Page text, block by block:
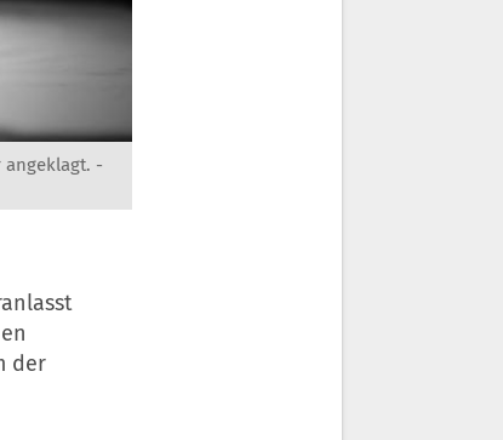
angeklagt. -
der